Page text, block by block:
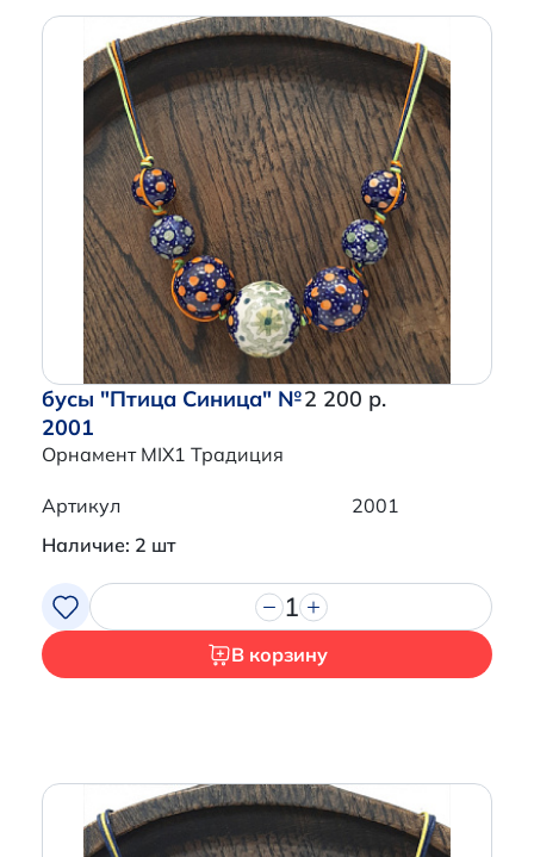
бусы "Птица Синица" №
2001
Орнамент MIX1 Традиция
2 200 р.
Артикул
2001
Наличие: 2 шт
1
В корзину